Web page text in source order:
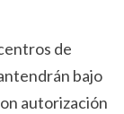
de
bajo
autorización